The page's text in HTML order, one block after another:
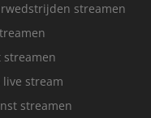
streamen
streamen
live stream
streamen